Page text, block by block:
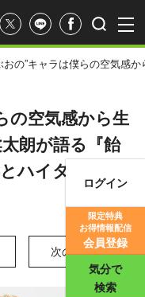
ログイン
限定特典
お得情報配信
会員登録
気分で
検索
おの”キャラは僕らの空気感
の空気感から生
朗が語る『飴
ハイタッチ”し
次の写真 >